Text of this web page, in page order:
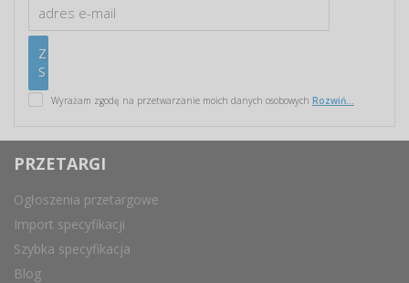
Wyrażam zgodę na przetwarzanie moich danych osobowych Rozwiń...
PRZETARGI
Ogłoszenia przetargowe
Import specyfikacji
Szybka specyfikacja
Blog